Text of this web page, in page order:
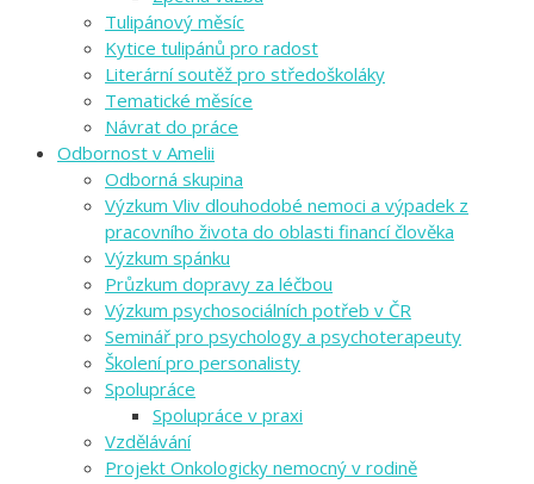
Tulipánový měsíc
Kytice tulipánů pro radost
Literární soutěž pro středoškoláky
Tematické měsíce
Návrat do práce
Odbornost v Amelii
Odborná skupina
Výzkum Vliv dlouhodobé nemoci a výpadek z
pracovního života do oblasti financí člověka
Výzkum spánku
Průzkum dopravy za léčbou
Výzkum psychosociálních potřeb v ČR
Seminář pro psychology a psychoterapeuty
Školení pro personalisty
Spolupráce
Spolupráce v praxi
Vzdělávání
Projekt Onkologicky nemocný v rodině